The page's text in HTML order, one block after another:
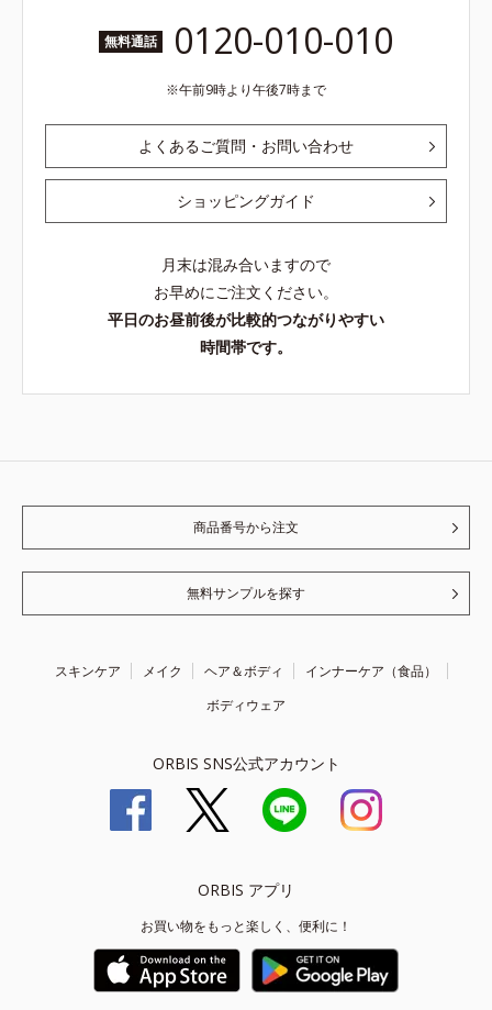
無料通話 0120-010-010
午前9時より午後7時まで
よくあるご質問・お問い合わせ
ショッピングガイド
月末は混み合いますので
お早めにご注文ください。
平日のお昼前後が比較的つながりやすい
時間帯です。
商品番号から注文
無料サンプルを探す
スキンケア メイク ヘア＆ボディ
インナーケア（食品）
ボディウェア
ORBIS SNS公式アカウント
ORBIS アプリ
お買い物をもっと楽しく、便利に！